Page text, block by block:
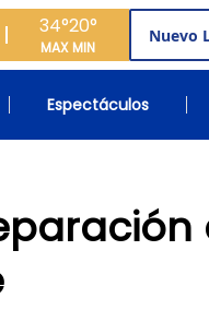
34°
MAX
20°
MIN
Espectáculos